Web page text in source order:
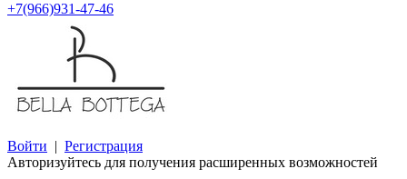
+7(966)931-47-46
Войти | Регистрация
Авторизуйтесь для получения расширенных возможностей